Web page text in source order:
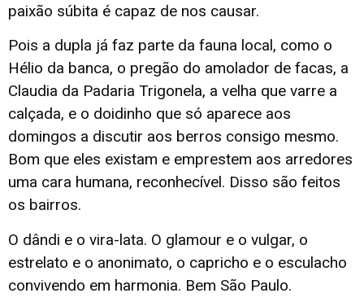
paixão súbita é capaz de nos causar.
Pois a dupla já faz parte da fauna local, como o
Hélio da banca, o pregão do amolador de facas, a
Claudia da Padaria Trigonela, a velha que varre a
calçada, e o doidinho que só aparece aos
domingos a discutir aos berros consigo mesmo.
Bom que eles existam e emprestem aos arredores
uma cara humana, reconhecível. Disso são feitos
os bairros.
O dândi e o vira-lata. O glamour e o vulgar, o
estrelato e o anonimato, o capricho e o esculacho
convivendo em harmonia. Bem São Paulo.